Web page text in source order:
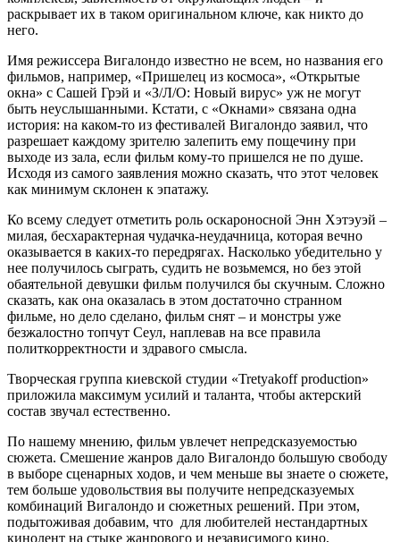
раскрывает их в таком оригинальном ключе, как никто до
него.
Имя режиссера Вигалондо известно не всем, но названия его
фильмов, например, «Пришелец из космоса», «Открытые
окна» с Сашей Грэй и «З/Л/О: Новый вирус» уж не могут
быть неуслышанными. Кстати, с «Окнами» связана одна
история: на каком-то из фестивалей Вигалондо заявил, что
разрешает каждому зрителю залепить ему пощечину при
выходе из зала, если фильм кому-то пришелся не по душе.
Исходя из самого заявления можно сказать, что этот человек
как минимум склонен к эпатажу.
Ко всему следует отметить роль оскароносной Энн Хэтэуэй –
милая, бесхарактерная чудачка-неудачница, которая вечно
оказывается в каких-то передрягах. Насколько убедительно у
нее получилось сыграть, судить не возьмемся, но без этой
обаятельной девушки фильм получился бы скучным. Сложно
сказать, как она оказалась в этом достаточно странном
фильме, но дело сделано, фильм снят – и монстры уже
безжалостно топчут Сеул, наплевав на все правила
политкорректности и здравого смысла.
Творческая группа киевской студии «Tretyakoff рroduction»
приложила максимум усилий и таланта, чтобы актерский
состав звучал естественно.
По нашему мнению, фильм увлечет непредсказуемостью
сюжета. Смешение жанров дало Вигалондо большую свободу
в выборе сценарных ходов, и чем меньше вы знаете о сюжете,
тем больше удовольствия вы получите непредсказуемых
комбинаций Вигалондо и сюжетных решений. При этом,
подытоживая добавим, что для любителей нестандартных
кинолент на стыке жанрового и независимого кино,